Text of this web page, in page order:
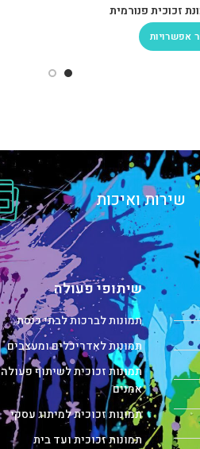
אפשרויות
שירות ואיכות
שיתופי פעולה
תמונות לברכות לבתי כנסת
תמונות לאדריכלים ומעצבים
תמונות זכוכית לשיתוף פעולה
אמנים
תמונות זכוכית למיתוג עסקי
תמונות זכוכית ועד בית